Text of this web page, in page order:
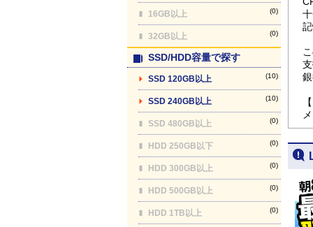
16GB以上 (0)
32GB以上 (0)
SSD/HDD容量で探す
SSD 120GB以上 (10)
SSD 240GB以上 (10)
SSD 480GB以上 (0)
HDD 250GB以下 (0)
HDD 300GB以上 (0)
HDD 500GB以上 (0)
HDD 1TB以上 (0)